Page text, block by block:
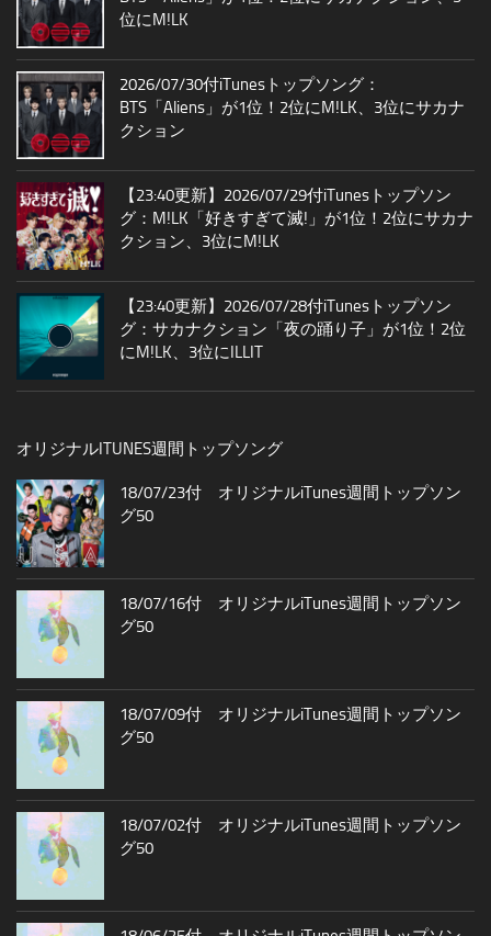
位にM!LK
2026/07/30付iTunesトップソング：
BTS「Aliens」が1位！2位にM!LK、3位にサカナ
クション
【23:40更新】2026/07/29付iTunesトップソン
グ：M!LK「好きすぎて滅!」が1位！2位にサカナ
クション、3位にM!LK
【23:40更新】2026/07/28付iTunesトップソン
グ：サカナクション「夜の踊り子」が1位！2位
にM!LK、3位にILLIT
オリジナルITUNES週間トップソング
18/07/23付 オリジナルiTunes週間トップソン
グ50
18/07/16付 オリジナルiTunes週間トップソン
グ50
18/07/09付 オリジナルiTunes週間トップソン
グ50
18/07/02付 オリジナルiTunes週間トップソン
グ50